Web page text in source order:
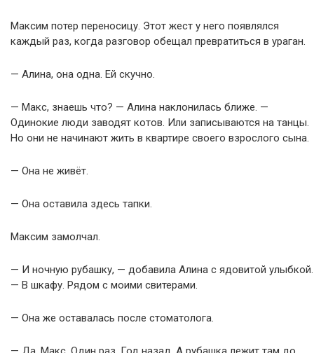
Максим потер переносицу. Этот жест у него появлялся
каждый раз, когда разговор обещал превратиться в ураган.
— Алина, она одна. Ей скучно.
— Макс, знаешь что? — Алина наклонилась ближе. —
Одинокие люди заводят котов. Или записываются на танцы.
Но они не начинают жить в квартире своего взрослого сына.
— Она не живёт.
— Она оставила здесь тапки.
Максим замолчал.
— И ночную рубашку, — добавила Алина с ядовитой улыбкой.
— В шкафу. Рядом с моими свитерами.
— Она же оставалась после стоматолога.